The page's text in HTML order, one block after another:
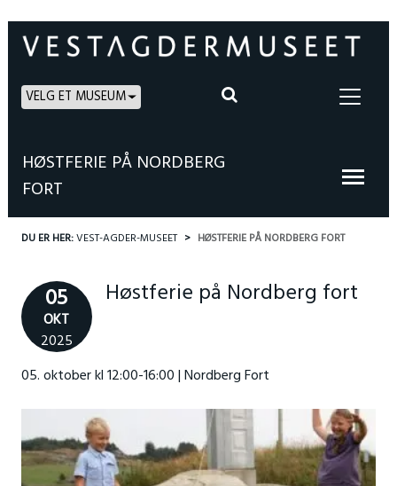
VELG ET MUSEUM
HØSTFERIE PÅ NORDBERG
FORT
DU ER HER:VEST-AGDER-MUSEET HØSTFERIE PÅ NORDBERG FORT
05
OKT
2025
Høstferie på Nordberg fort
05. oktober kl 12:00-16:00 | Nordberg Fort